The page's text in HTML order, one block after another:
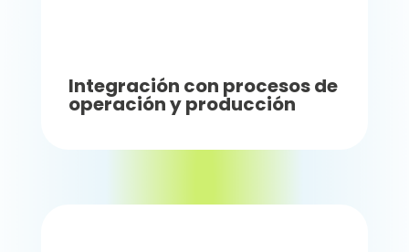
Integración con procesos de
operación y producción